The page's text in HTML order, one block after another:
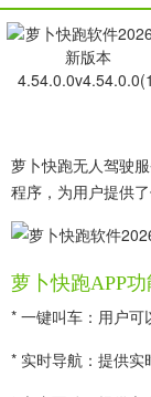
萝卜快跑无人驾驶
程序，为用户提供了
萝卜快跑APP功
* 一键叫车：用户可
* 实时导航：提供实